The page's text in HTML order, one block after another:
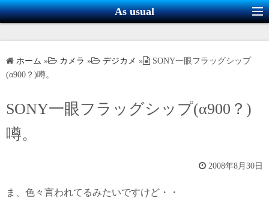
コ
ン
ツ
キ
ッ
As usual
ホーム » カメラ » デジカメ »
SONY一眼フラッグシップ
(α900？)噂。
SONY一眼フラッグシップ(α900？)
噂。
2008年8月30日
ま、色々言われてるみたいですけど・・